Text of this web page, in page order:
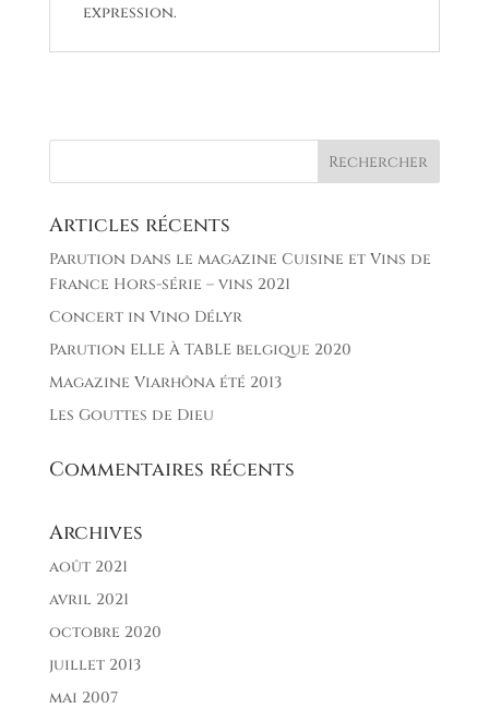
expression.
Articles récents
Parution dans le magazine Cuisine et Vins de
France Hors-série – vins 2021
Concert in Vino Délyr
Parution ELLE À TABLE belgique 2020
Magazine Viarhôna été 2013
Les Gouttes de Dieu
Commentaires récents
Archives
août 2021
avril 2021
octobre 2020
juillet 2013
mai 2007